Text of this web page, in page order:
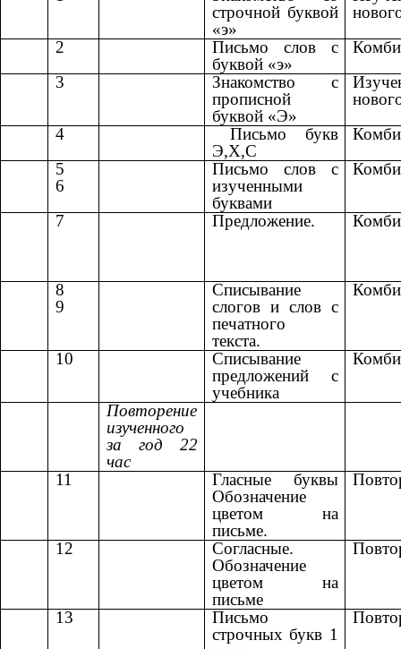
строчной буквой
«э»
2
Письмо слов с
буквой «э»
3
Знакомство с
прописной
буквой «Э»
4
Письмо букв
Э,Х,С
5
6
Письмо слов с
изученными
буквами
7 Предложение.
8
9
Списывание
слогов и слов с
печатного
текста.
10
Списывание
предложений с
учебника
Повторение
изученного
за год 22
час
11
Гласные буквы
Обозначение
цветом на
письме.
12
Согласные.
Обозначение
цветом на
письме
13
Письмо
строчных букв 1